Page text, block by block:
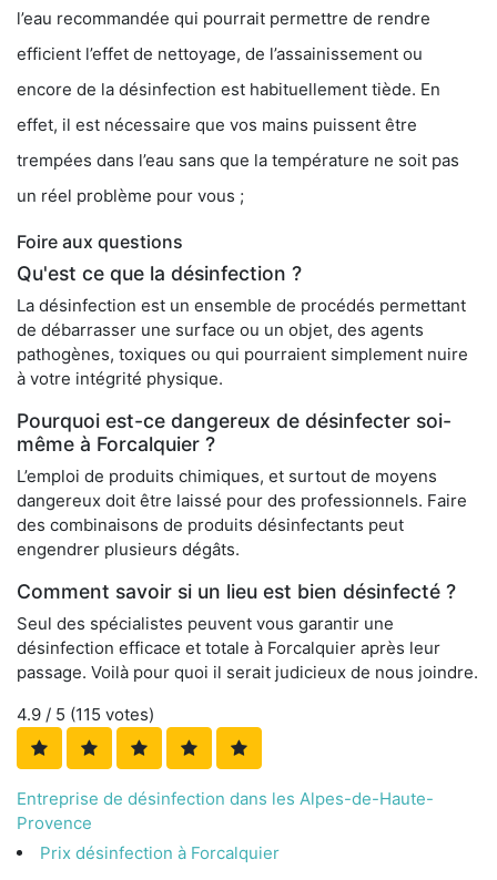
l’eau recommandée qui pourrait permettre de rendre
efficient l’effet de nettoyage, de l’assainissement ou
encore de la désinfection est habituellement tiède. En
effet, il est nécessaire que vos mains puissent être
trempées dans l’eau sans que la température ne soit pas
un réel problème pour vous ;
Foire aux questions
Qu'est ce que la désinfection ?
La désinfection est un ensemble de procédés permettant
de débarrasser une surface ou un objet, des agents
pathogènes, toxiques ou qui pourraient simplement nuire
à votre intégrité physique.
Pourquoi est-ce dangereux de désinfecter soi-
même à Forcalquier ?
L’emploi de produits chimiques, et surtout de moyens
dangereux doit être laissé pour des professionnels. Faire
des combinaisons de produits désinfectants peut
engendrer plusieurs dégâts.
Comment savoir si un lieu est bien désinfecté ?
Seul des spécialistes peuvent vous garantir une
désinfection efficace et totale à Forcalquier après leur
passage. Voilà pour quoi il serait judicieux de nous joindre.
4.9 / 5 (115 votes)
Entreprise de désinfection dans les Alpes-de-Haute-
Provence
Prix désinfection à Forcalquier